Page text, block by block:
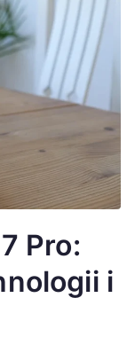
Pro:
i